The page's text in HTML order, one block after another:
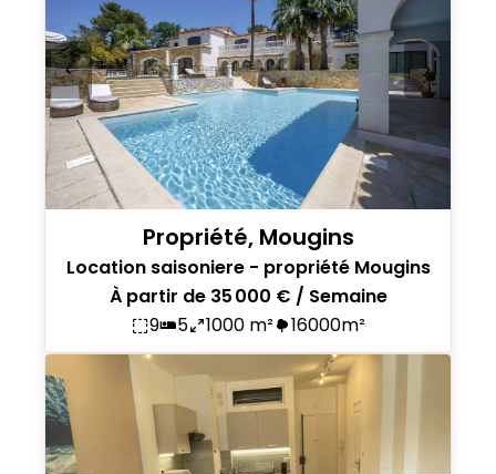
Propriété, Mougins
Location saisoniere - propriété Mougins
À partir de 35 000 € / Semaine
9
5 1000 m² 16000m²